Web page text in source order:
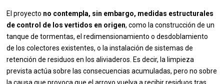
El proyecto no contempla, sin embargo, medidas estructurales
de control de los vertidos en origen, como la construcción de un
tanque de tormentas, el redimensionamiento o desdoblamiento
de los colectores existentes, o la instalación de sistemas de
retención de residuos en los aliviaderos. Es decir, la limpieza
prevista actúa sobre las consecuencias acumuladas, pero no sobre